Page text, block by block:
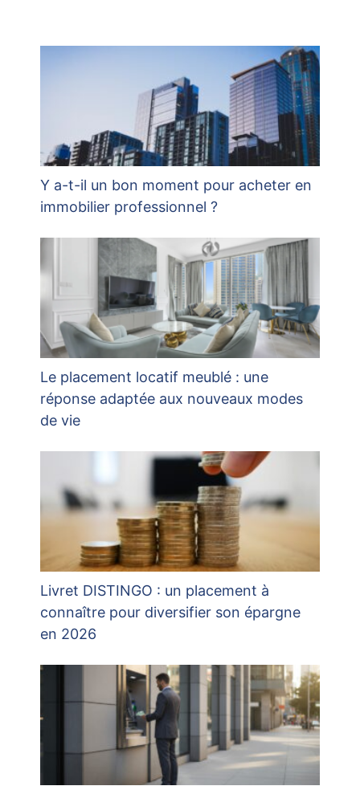
Y a-t-il un bon moment pour acheter en
immobilier professionnel ?
Le placement locatif meublé : une
réponse adaptée aux nouveaux modes
de vie
Livret DISTINGO : un placement à
connaître pour diversifier son épargne
en 2026